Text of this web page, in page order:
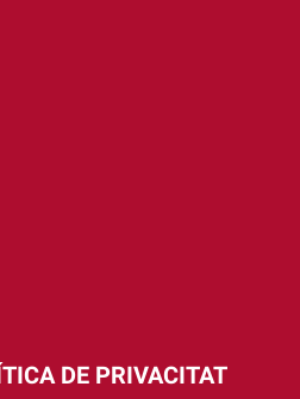
DE PRIVACITAT